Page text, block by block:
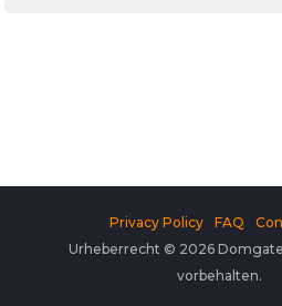
Urheberrecht © 2026
vorbehalten.
Privacy Policy FAQ